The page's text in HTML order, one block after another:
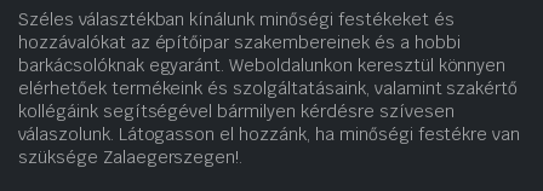
Széles választékban kínálunk minőségi festékeket és
hozzávalókat az építőipar szakembereinek és a hobbi
barkácsolóknak egyaránt. Weboldalunkon keresztül könnyen
elérhetőek termékeink és szolgáltatásaink, valamint szakértő
kollégáink segítségével bármilyen kérdésre szívesen
válaszolunk. Látogasson el hozzánk, ha minőségi festékre van
szüksége Zalaegerszegen!.